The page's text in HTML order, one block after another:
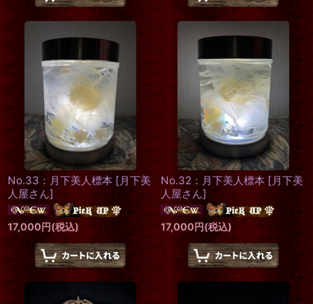
No.33：月下美人標本 [ 月下美
人屋さん]
17,000円(税込)
No.32：月下美人標本 [ 月下美
人屋さん]
17,000円(税込)